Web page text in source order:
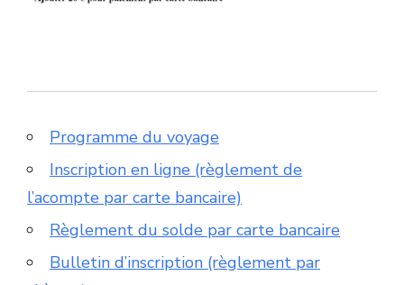
Programme du voyage
Inscription en ligne (règlement de
l’acompte par carte bancaire)
Règlement du solde par carte bancaire
Bulletin d’inscription (règlement par